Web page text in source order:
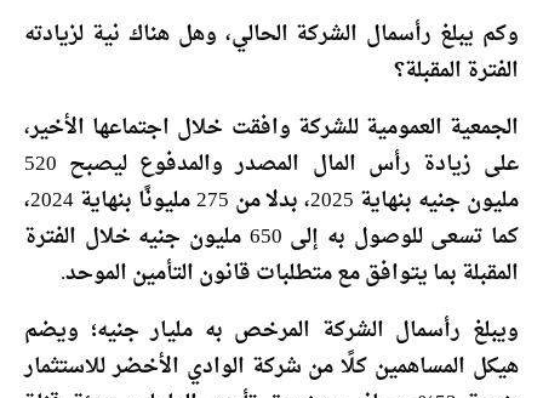
وكم يبلغ رأسمال الشركة الحالي، وهل هناك نية لزيادته
الفترة المقبلة؟
الجمعية العمومية للشركة وافقت خلال اجتماعها الأخير،
على زيادة رأس المال المصدر والمدفوع ليصبح 520
مليون جنيه بنهاية 2025، بدلا من 275 مليونًا بنهاية 2024،
كما تسعى للوصول به إلى 650 مليون جنيه خلال الفترة
المقبلة بما يتوافق مع متطلبات قانون التأمين الموحد.
ويبلغ رأسمال الشركة المرخص به مليار جنيه؛ ويضم
هيكل المساهمين كلًا من شركة الوادي الأخضر للاستثمار